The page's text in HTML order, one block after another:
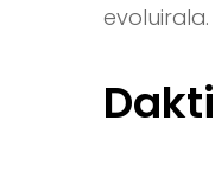
evoluirala.